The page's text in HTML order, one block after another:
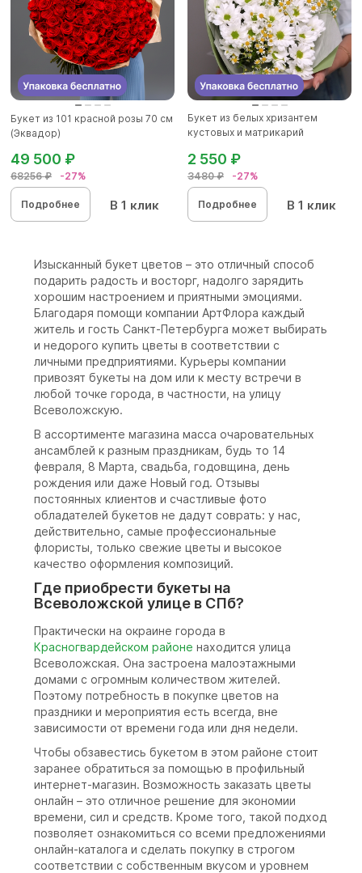
Букет из 101 красной розы 70 см
(Эквадор)
68256 ₽ -27%
49 500 ₽
Подробнее В 1 клик
Букет из белых хризантем
кустовых и матрикарий
3480 ₽ -27%
2 550 ₽
Подробнее В 1 клик
Изысканный букет цветов – это отличный способ
подарить радость и восторг, надолго зарядить
хорошим настроением и приятными эмоциями.
Благодаря помощи компании АртФлора каждый
житель и гость Санкт-Петербурга может выбирать
и недорого купить цветы в соответствии с
личными предприятиями. Курьеры компании
привозят букеты на дом или к месту встречи в
любой точке города, в частности, на улицу
Всеволожскую.
В ассортименте магазина масса очаровательных
ансамблей к разным праздникам, будь то 14
февраля, 8 Марта, свадьба, годовщина, день
рождения или даже Новый год. Отзывы
постоянных клиентов и счастливые фото
обладателей букетов не дадут соврать: у нас,
действительно, самые профессиональные
флористы, только свежие цветы и высокое
качество оформления композиций.
Где приобрести букеты на
Всеволожской улице в СПб?
Практически на окраине города в
Красногвардейском районе находится улица
Всеволожская. Она застроена малоэтажными
домами с огромным количеством жителей.
Поэтому потребность в покупке цветов на
праздники и мероприятия есть всегда, вне
зависимости от времени года или дня недели.
Чтобы обзавестись букетом в этом районе стоит
заранее обратиться за помощью в профильный
интернет-магазин. Возможность заказать цветы
онлайн – это отличное решение для экономии
времени, сил и средств. Кроме того, такой подход
позволяет ознакомиться со всеми предложениями
онлайн-каталога и сделать покупку в строгом
соответствии с собственным вкусом и уровнем